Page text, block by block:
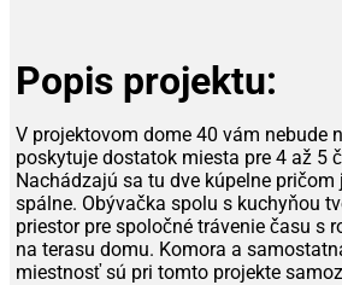
Popis projektu:
V projektovom dome 40 vám nebude
poskytuje dostatok miesta pre 4 až 5
Nachádzajú sa tu dve kúpelne
spálne. Obývačka spolu s kuchyňou
priestor pre spoločné trávenie času s
na terasu domu. Komora a
miestnosť sú pri tomto projekte